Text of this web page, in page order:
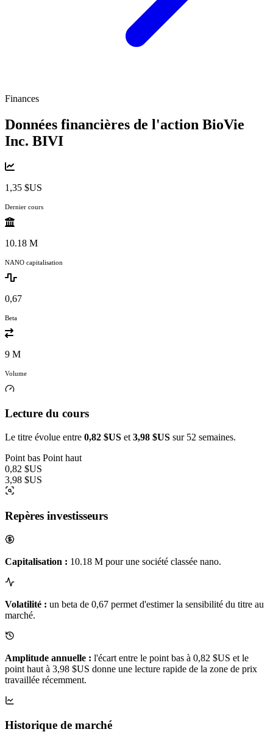
Finances
Données financières de l'action BioVie
Inc. BIVI
1,35 $US
Dernier cours
10.18 M
NANO capitalisation
0,67
Beta
9 M
Volume
Lecture du cours
Le titre évolue entre 0,82 $US et 3,98 $US sur 52 semaines.
Point bas Point haut
0,82 $US
3,98 $US
Repères investisseurs
Capitalisation : 10.18 M pour une société classée nano.
Volatilité : un beta de 0,67 permet d'estimer la sensibilité du titre au
marché.
Amplitude annuelle : l'écart entre le point bas à 0,82 $US et le
point haut à 3,98 $US donne une lecture rapide de la zone de prix
travaillée récemment.
Historique de marché